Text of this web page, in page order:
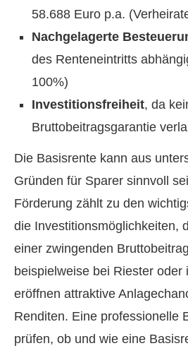
58.688 Euro p.a.
Nachgelagerte
des Renteneintritts
100%)
Investitionsfreiheit, da
Bruttobeitragsgarantie
Die Basisrente kann aus
Gründen für Sparer sinnvoll
Förderung zählt zu den
die Investitionsmöglichkeiten,
einer zwingenden
beispielweise bei Riester oder
eröffnen attraktive
Renditen. Eine professionelle
prüfen, ob und wie eine